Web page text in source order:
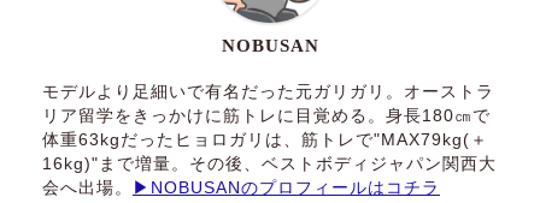
NOBUSAN
モデルより足細いで有名だった元ガリガリ。オーストラ
リア留学をきっかけに筋トレに目覚める。身長180㎝で
体重63kgだったヒョロガリは、筋トレで"MAX79kg(＋
16kg)"まで増量。その後、ベストボディジャパン関西大
会へ出場。
▶NOBUSANのプロフィールはコチラ